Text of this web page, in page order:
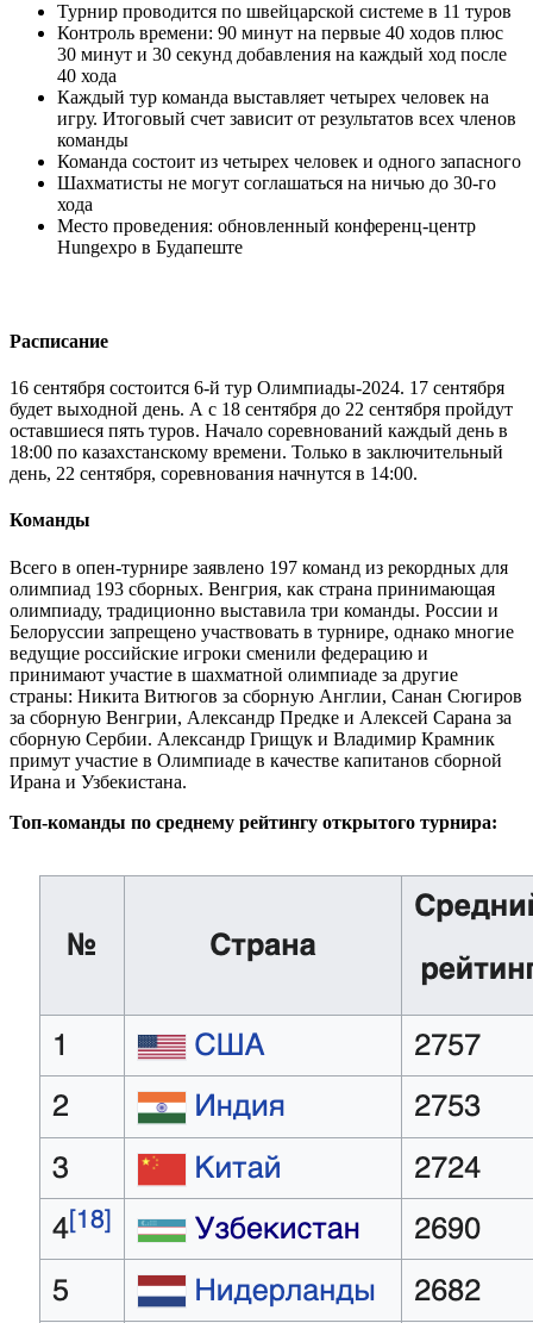
Турнир проводится по швейцарской системе в 11 туров
Контроль времени: 90 минут на первые 40 ходов плюс
30 минут и 30 секунд добавления на каждый ход после
40 хода
Каждый тур команда выставляет четырех человек на
игру. Итоговый счет зависит от результатов всех членов
команды
Команда состоит из четырех человек и одного запасного
Шахматисты не могут соглашаться на ничью до 30-го
хода
Место проведения: обновленный конференц-центр
Hungexpo в Будапеште
Расписание
16 сентября состоится 6-й тур Олимпиады-2024. 17 сентября
будет выходной день. А с 18 сентября до 22 сентября пройдут
оставшиеся пять туров. Начало соревнований каждый день в
18:00 по казахстанскому времени. Только в заключительный
день, 22 сентября, соревнования начнутся в 14:00.
Команды
Всего в опен-турнире заявлено 197 команд из рекордных для
олимпиад 193 сборных. Венгрия, как страна принимающая
олимпиаду, традиционно выставила три команды. России и
Белоруссии запрещено участвовать в турнире, однако многие
ведущие российские игроки сменили федерацию и
принимают участие в шахматной олимпиаде за другие
страны: Никита Витюгов за сборную Англии, Санан Сюгиров
за сборную Венгрии, Александр Предке и Алексей Сарана за
сборную Сербии. Александр Грищук и Владимир Крамник
примут участие в Олимпиаде в качестве капитанов сборной
Ирана и Узбекистана.
Топ-команды по среднему рейтингу открытого турнира: